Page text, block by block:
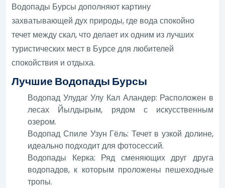
Водопады Бурсы дополняют картину
захватывающей дух природы, где вода спокойно
течет между скал, что делает их одним из лучших
туристических мест в Бурсе для любителей
спокойствия и отдыха.
Лучшие Водопады Бурсы
Водопад Улудаг Улу Кал Аландер: Расположен в
лесах Йылдырым, рядом с искусственным
озером.
Водопад Спиле Узун Гёль: Течет в узкой долине,
идеально подходит для фотосессий.
Водопады Керка: Ряд сменяющих друг друга
водопадов, к которым проложены пешеходные
тропы.